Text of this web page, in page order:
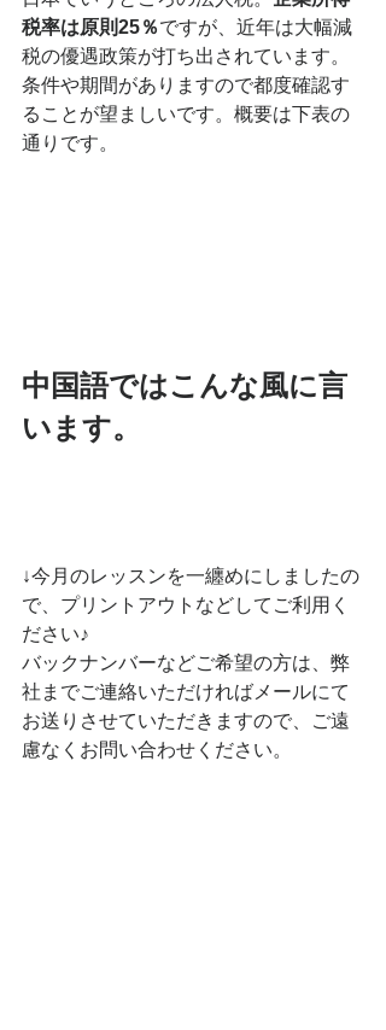
税率は原則25％ですが、近年は大幅減
税の優遇政策が打ち出されています。
条件や期間がありますので都度確認す
ることが望ましいです。概要は下表の
通りです。
中国語ではこんな風に言
います。
↓今月のレッスンを一纏めにしましたの
で、プリントアウトなどしてご利用く
ださい♪
バックナンバーなどご希望の方は、弊
社までご連絡いただければメールにて
お送りさせていただきますので、ご遠
慮なくお問い合わせください。